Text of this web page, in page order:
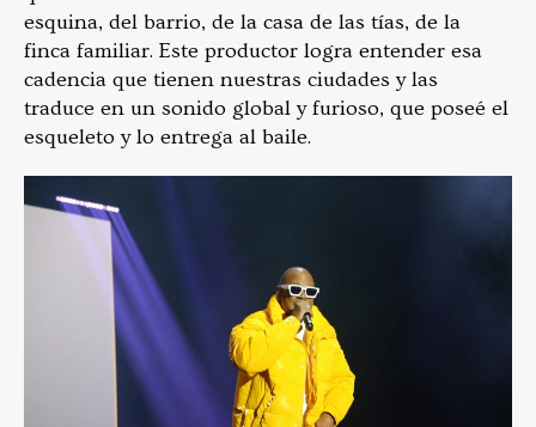
esquina, del barrio, de la casa de las tías, de la
finca familiar. Este productor logra entender esa
cadencia que tienen nuestras ciudades y las
traduce en un sonido global y furioso, que poseé el
esqueleto y lo entrega al baile.